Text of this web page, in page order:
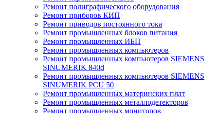
Ремонт полиграфического оборудования
Ремонт приборов КИП
Ремонт приводов постоянного тока
Ремонт промышленных блоков питания
Ремонт промышленных ИБП
Ремонт промышленных компьютеров
Ремонт промышленных компьютеров SIEMENS
SINUMERIK 840d
Ремонт промышленных компьютеров SIEMENS
SINUMERIK PCU 50
Ремонт промышленных материнских плат
Ремонт промышленных металлодетекторов
Ремонт промышленных мониторов